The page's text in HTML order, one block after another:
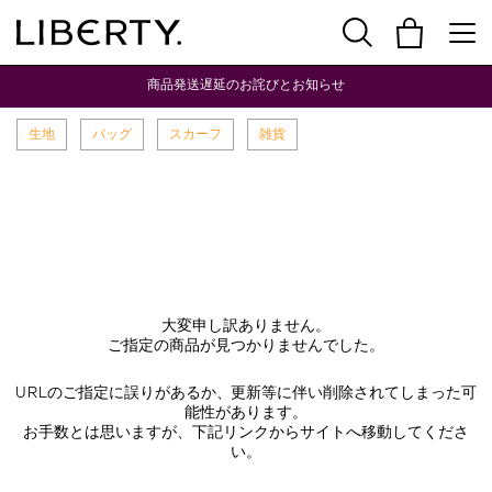
商品発送遅延のお詫びとお知らせ
生地 バッグ スカーフ 雑貨
大変申し訳ありません。
ご指定の商品が見つかりませんでした。
URLのご指定に誤りがあるか、更新等に伴い削除されてしまった可
能性があります。
お手数とは思いますが、下記リンクからサイトへ移動してくださ
い。